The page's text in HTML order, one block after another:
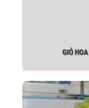
GIỎ